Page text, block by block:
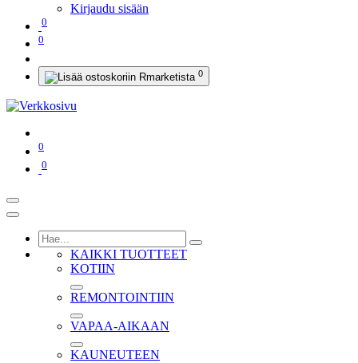
Kirjaudu sisään
0
0
0
0
0
KAIKKI TUOTTEET
KOTIIN
REMONTOINTIIN
VAPAA-AIKAAN
KAUNEUTEEN